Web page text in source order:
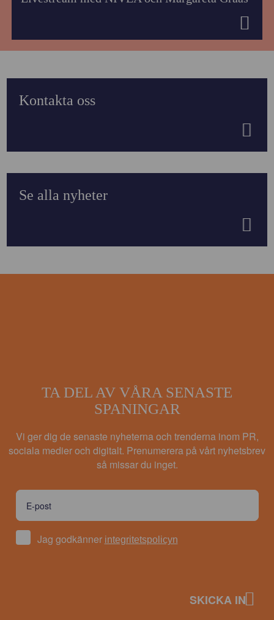
Kontakta oss
Se alla nyheter
TA DEL AV VÅRA SENASTE
SPANINGAR
Vi ger dig de senaste nyheterna och trenderna inom PR,
sociala medier och digitalt. Prenumerera på vårt nyhetsbrev
så missar du inget.
Jag godkänner integritetspolicyn